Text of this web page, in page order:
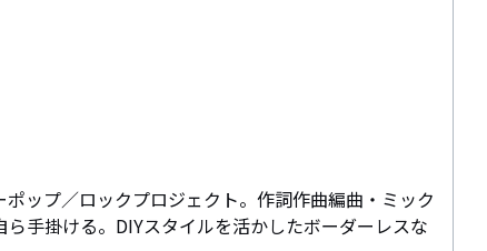
ップ／ロックプロジェクト。作詞作曲編曲・ミック
手掛ける。DIYスタイルを活かしたボーダーレスな